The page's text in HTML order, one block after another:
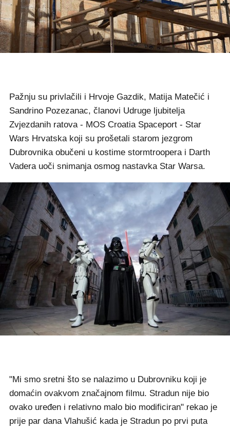
Pažnju su privlačili i Hrvoje Gazdik, Matija Matečić i
Sandrino Pozezanac, članovi Udruge ljubitelja
Zvjezdanih ratova - MOS Croatia Spaceport - Star
Wars Hrvatska koji su prošetali starom jezgrom
Dubrovnika obučeni u kostime stormtroopera i Darth
Vadera uoči snimanja osmog nastavka Star Warsa.
"Mi smo sretni što se nalazimo u Dubrovniku koji je
domaćin ovakvom značajnom filmu. Stradun nije bio
ovako uređen i relativno malo bio modificiran" rekao je
prije par dana Vlahušić kada je Stradun po prvi puta